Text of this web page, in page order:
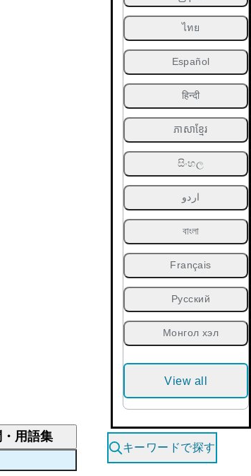
ไทย
Español
हिन्दी
ភាសាខ្មែរ
සිංහල
اردو
বাংলা
Français
Русский
Монгол хэл
View all
用語集
キーワードで探す